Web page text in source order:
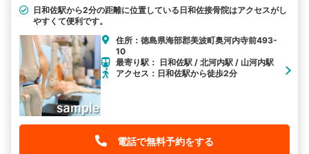
日和佐駅から2分の距離に位置している日和佐接骨院はアクセスがし
やすくて便利です。
住所：徳島県海部郡美波町奥河内寺前493-
10
最寄り駅： 日和佐駅 / 北河内駅 / 山河内駅
アクセス：日和佐駅から徒歩2分
電話で無料予約をする